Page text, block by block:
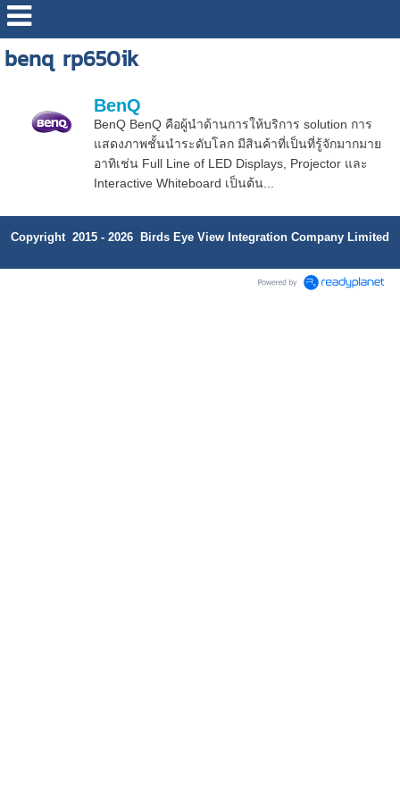
benq rp650ik
BenQ
BenQ BenQ คือผู้นำด้านการให้บริการ solution การ
แสดงภาพชั้นนำระดับโลก มีสินค้าที่เป็นที่รู้จักมากมาย
อาทิเช่น Full Line of LED Displays, Projector และ
Interactive Whiteboard เป็นต้น...
Copyright 2015 - 2026 Birds Eye View Integration Company Limited